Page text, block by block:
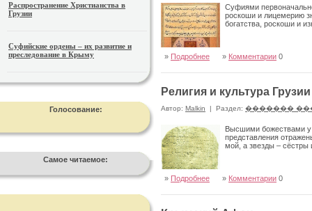
Распространение Христианства в
Грузии
Суфийские ордены – их развитие и
преследование в Крыму
Голосование:
Самое читаемое:
Суфиями
роскоши и лицемерию
богатства, роскоши и
» Подробнее » Комментарии 0
Религия и культура
Автор: Malkin | Раздел: �������
Высшими божествами у
представления
мой, а звезды –
» Подробнее » Комментарии 0